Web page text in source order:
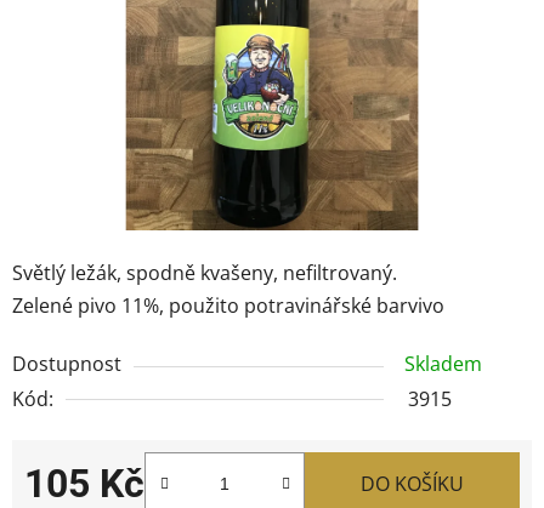
Světlý ležák, spodně kvašeny, nefiltrovaný.
Zelené pivo 11%, použito potravinářské barvivo
Dostupnost
Skladem
Kód:
3915
105 Kč DO KOŠÍKU